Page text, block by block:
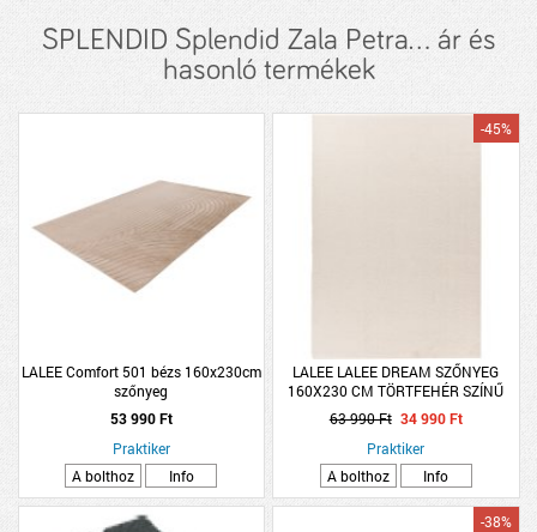
SPLENDID Splendid Zala Petra... ár és
hasonló termékek
LALEE Comfort 501 bézs 160x230cm
szőnyeg
53 990 Ft
Praktiker
A bolthoz
Info
LALEE LALEE DREAM SZŐNYEG
160X230 CM TÖRTFEHÉR SZÍNŰ
-45%
63 990 Ft 34 990 Ft
Praktiker
A bolthoz
Info
-38%